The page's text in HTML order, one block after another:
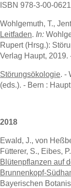
ISBN 978-3-00-
Wohlgemuth, T.,
Leitfaden. In:
Rupert (Hrsg.):
Verlag Haupt, 2019.
Störungsökologie. -
(eds.). - Bern :
2018
Ewald, J., von
Fütterer, S., Eibes,
Blütenpflanzen auf
Brunnenkopf-
Bayerischen